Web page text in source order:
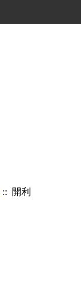
:: 開利